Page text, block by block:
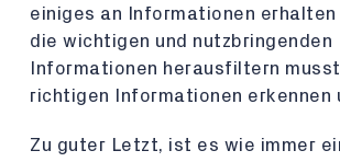
einiges an Informationen erhalten
die wichtigen und nutzbringenden
Informationen herausfiltern
richtigen Informationen erkennen
Zu guter Letzt, ist es wie immer